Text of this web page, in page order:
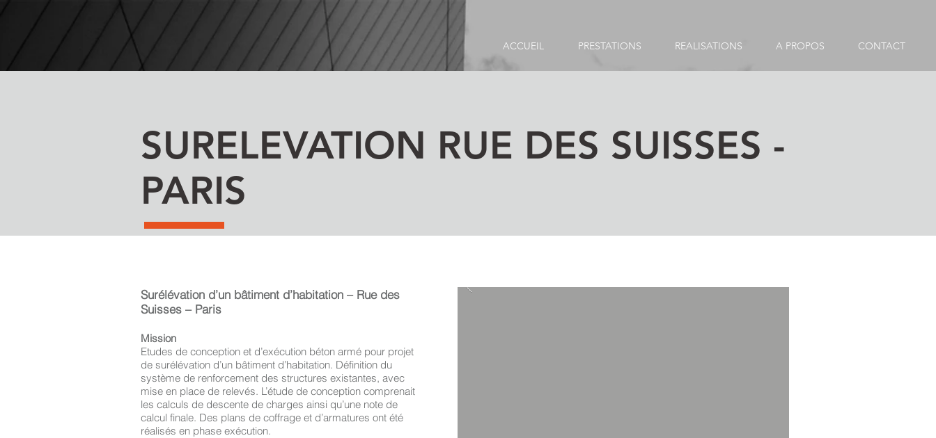
ACCUEIL PRESTATIONS REALISATIONS A PROPOS CONTACT
SURELEVATION RUE DES SUISSES -
PARIS
Surélévation d’un bâtiment d’habitation – Rue des
Suisses – Paris
Mission
Etudes de conception et d’exécution béton armé pour projet
de surélévation d’un bâtiment d’habitation. Définition du
système de renforcement des structures existantes, avec
mise en place de relevés. L’étude de conception comprenait
les calculs de descente de charges ainsi qu’une note de
calcul finale. Des plans de coffrage et d’armatures ont été
réalisés en phase exécution.